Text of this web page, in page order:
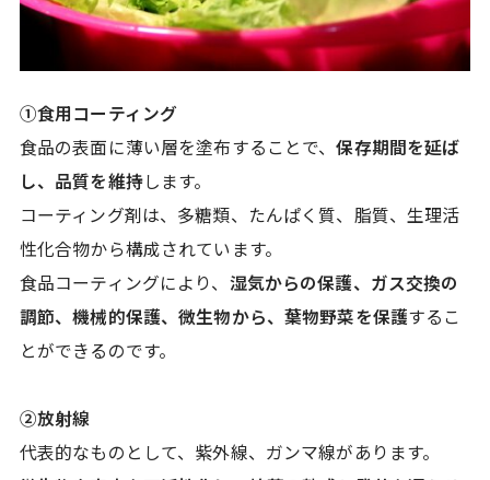
①食用コーティング
食品の表面に薄い層を塗布することで、保存期間を延ば
し、品質を維持します。
コーティング剤は、多糖類、たんぱく質、脂質、生理活
性化合物から構成されています。
食品コーティングにより、 湿気からの保護、ガス交換の
調節、機械的保護、微生物から、葉物野菜を保護するこ
とができるのです。
②放射線
代表的なものとして、紫外線、ガンマ線があります。